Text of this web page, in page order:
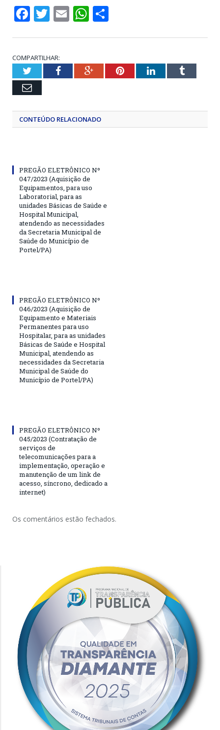
Facebook
Twitter
EmailWhatsApp
COMPARTILHAR:
TwitterFacebookGoogle+PinterestLinkedInTumblr
Email
CONTEÚDO RELACIONADO
PREGÃO ELETRÔNICO Nº
047/2023 (Aquisição de
Equipamentos, para uso
Laboratorial, para as
unidades Básicas de Saúde e
Hospital Municipal,
atendendo as necessidades
da Secretaria Municipal de
Saúde do Município de
Portel/PA)
PREGÃO ELETRÔNICO Nº
046/2023 (Aquisição de
Equipamento e Materiais
Permanentes para uso
Hospitalar, para as unidades
Básicas de Saúde e Hospital
Municipal, atendendo as
necessidades da Secretaria
Municipal de Saúde do
Município de Portel/PA)
PREGÃO ELETRÔNICO Nº
045/2023 (Contratação de
serviços de
telecomunicações para a
implementação, operação e
manutenção de um link de
acesso, síncrono, dedicado a
internet)
Os comentários estão fechados.